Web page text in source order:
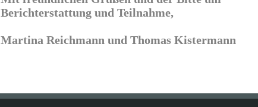
Berichterstattung und Teilnahme,
Martina Reichmann und Thomas Kistermann